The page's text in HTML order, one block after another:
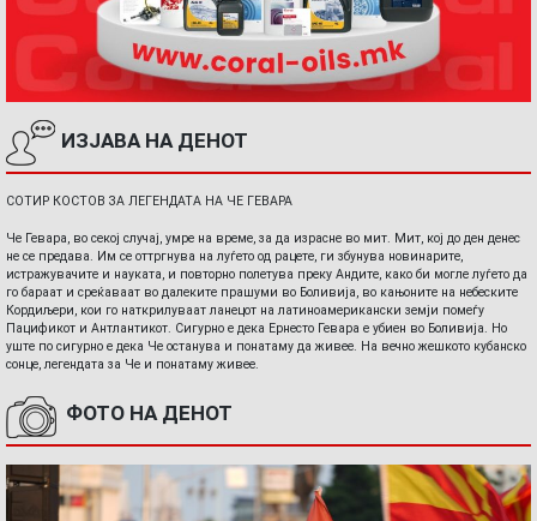
ИЗЈАВА НА ДЕНОТ
СОТИР КОСТОВ ЗА ЛЕГЕНДАТА НА ЧЕ ГЕВАРА
Че Гевара, во секој случај, умре на време, за да израсне во мит. Мит, кој до ден денес
не се предава. Им се оттргнува на луѓето од рацете, ги збунува новинарите,
истражувачите и науката, и повторно полетува преку Андите, како би могле луѓето да
го бараат и среќаваат во далеките прашуми во Боливија, во кањоните на небеските
Кордиљери, кои го наткрилуваат ланецот на латиноамерикански земји помеѓу
Пацификот и Антлантикот. Сигурно е дека Ернесто Гевара е убиен во Боливија. Но
уште по сигурно е дека Че останува и понатаму да живее. На вечно жешкото кубанско
сонце, легендата за Че и понатаму живее.
ФОТО НА ДЕНОТ